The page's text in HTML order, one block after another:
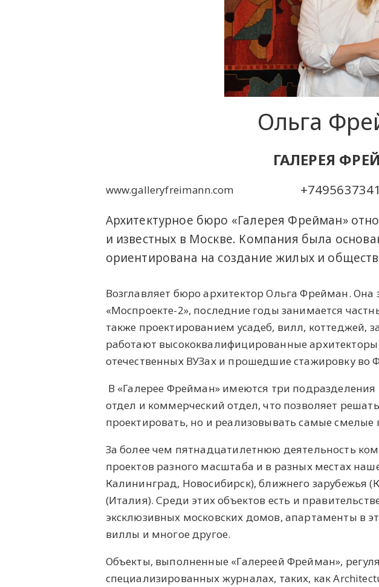
Ольга
ГАЛЕРЕЯ
www.galleryfreimann.com
Архитектурное бюро «Галерея Фрейман»
и известных в Москве. Компания была
ориентирована на создание жилых и
Возглавляет бюро архитектор Ольга Фрейман.
«Моспроекте-2», последние годы занимается
также проектированием усадеб, вилл, коттеджей,
работают высококвалифицированные
отечественных ВУЗах и прошедшие стажировку
В «Галерее Фрейман» имеются три
отдел и коммерческий отдел, что позволяет
проектировать, но и реализовывать самые смелые
За более чем пятнадцатилетнюю деятельность
проектов разного масштаба и в разных местах
Калининград, Новосибирск), ближнего зарубежья
(Италия). Среди этих объектов есть и
эксклюзивных московских домов, апартаменты в
виллы и многое другое.
Объекты, выполненные «Галереей Фрейман»,
специализированных журналах, таких, как